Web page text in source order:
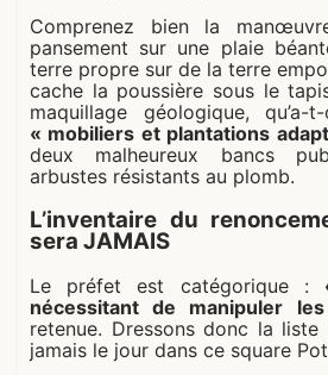
Comprenez bien la
pansement sur une plaie
terre propre sur de la terre
cache la poussière sous le
maquillage géologique,
« mobiliers et plantations
deux malheureux bancs
arbustes résistants au plomb.
L’inventaire du
sera JAMAIS
Le préfet est catégorique :
nécessitant de manipuler
retenue. Dressons donc la
jamais le jour dans ce square